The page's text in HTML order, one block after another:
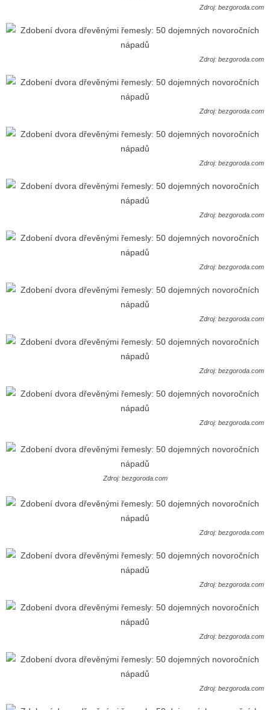
Zdroj: bezgoroda.com
Zdroj: bezgoroda.com
Zdroj: bezgoroda.com
Zdroj: bezgoroda.com
Zdroj: bezgoroda.com
Zdroj: bezgoroda.com
Zdroj: bezgoroda.com
Zdroj: bezgoroda.com
Zdroj: bezgoroda.com
Zdroj: bezgoroda.com
Zdroj: bezgoroda.com
Zdroj: bezgoroda.com
Zdroj: bezgoroda.com
Zdroj: bezgoroda.com